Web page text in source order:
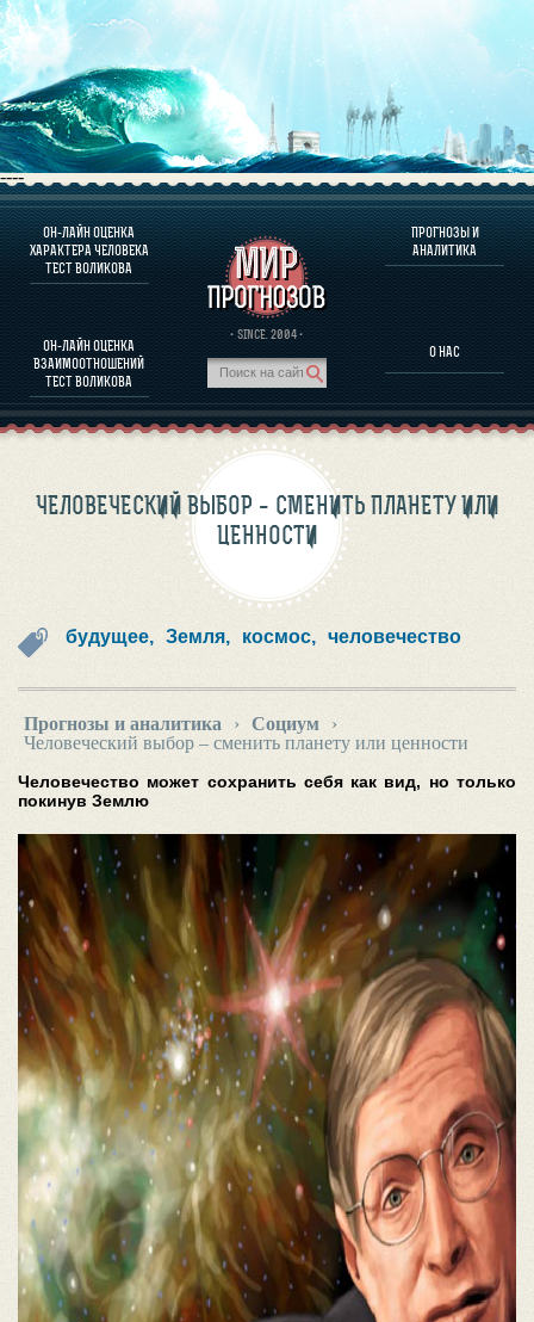
----
ОН-ЛАЙН ОЦЕНКА
ХАРАКТЕРА ЧЕЛОВЕКА
ТЕСТ ВОЛИКОВА
ОН-ЛАЙН ОЦЕНКА
ВЗАИМООТНОШЕНИЙ
ТЕСТ ВОЛИКОВА
· SINCE. 2004 ·
ПРОГНОЗЫ И
АНАЛИТИКА
О НАС
О ПРОГРАММЕ
ОЦЕНКА ХАРАКТЕРA ЧЕЛОВЕКА
ОЦЕНКА ХАРАКТЕРА ВЫДАЮЩИХСЯ ЛИЧНОСТЕЙ
О ПРОГРАММЕ
ПРОГНОЗЫ И АНАЛИТИКА
ЧЕЛОВЕЧЕСКИЙ ВЫБОР – СМЕНИТЬ ПЛАНЕТУ ИЛИ
ЦЕННОСТИ
будущее, Земля, космос, человечество
Прогнозы и аналитика › Социум
›
Человеческий выбор – сменить планету или ценности
Человечество может сохранить себя как вид, но только
покинув Землю